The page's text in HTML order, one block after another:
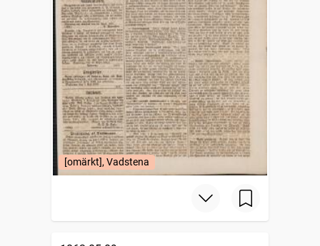
[omärkt], Vadstena